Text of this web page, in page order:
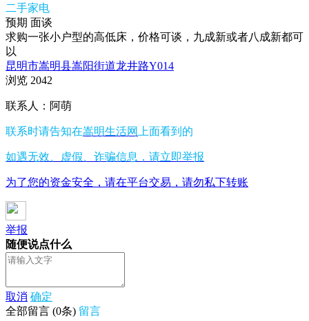
二手家电
预期 面谈
求购一张小户型的高低床，价格可谈，九成新或者八成新都可
以
昆明市嵩明县嵩阳街道龙井路Y014
浏览 2042
联系人：阿萌
联系时请告知在嵩明生活网 上面看到的
如遇无效、虚假、诈骗信息，请立即举报
为了您的资金安全，请在平台交易，请勿私下转账
举报
随便说点什么
取消 确定
全部留言 (0条) 留言